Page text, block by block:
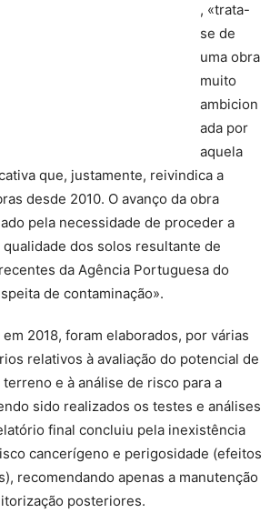
, «trata-
se de
uma obra
muito
ambicion
ada por
aquela
que, justamente, reivindica a
desde 2010. O avanço da obra
pela necessidade de proceder a
qualidade dos solos resultante de
da Agência Portuguesa do
de contaminação».
2018, foram elaborados, por várias
relativos à avaliação do potencial de
e à análise de risco para a
sido realizados os testes e análises
final concluiu pela inexistência
cancerígeno e perigosidade (efeitos
recomendando apenas a manutenção
posteriores.